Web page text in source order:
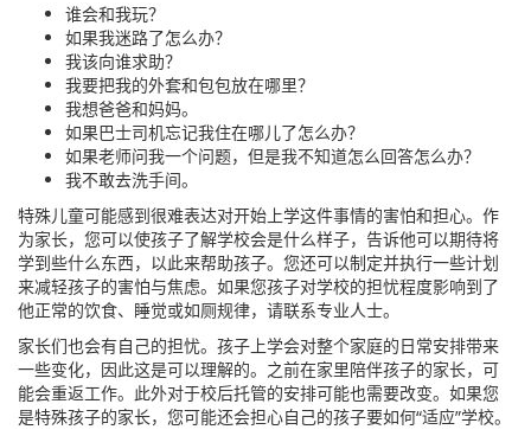
谁会和我玩？
如果我迷路了怎么办？
我该向谁求助？
我要把我的外套和包包放在哪里？
我想爸爸和妈妈。
如果巴士司机忘记我住在哪儿了怎么办？
如果老师问我一个问题，但是我不知道怎么回答怎么办？
我不敢去洗手间。
特殊儿童可能感到很难表达对开始上学这件事情的害怕和担心。作
为家长，您可以使孩子了解学校会是什么样子，告诉他可以期待将
学到些什么东西，以此来帮助孩子。您还可以制定并执行一些计划
来减轻孩子的害怕与焦虑。如果您孩子对学校的担忧程度影响到了
他正常的饮食、睡觉或如厕规律，请联系专业人士。
家长们也会有自己的担忧。孩子上学会对整个家庭的日常安排带来
一些变化，因此这是可以理解的。之前在家里陪伴孩子的家长，可
能会重返工作。此外对于校后托管的安排可能也需要改变。如果您
是特殊孩子的家长，您可能还会担心自己的孩子要如何“适应”学校。